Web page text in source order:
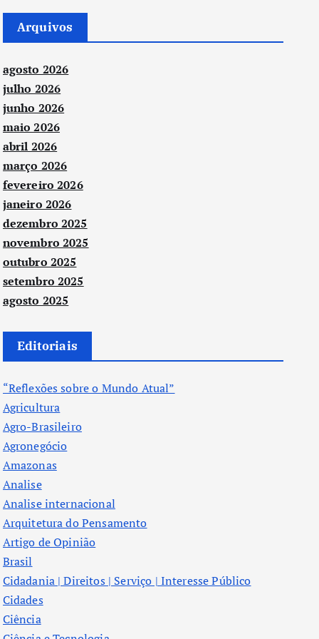
Arquivos
agosto 2026
julho 2026
junho 2026
maio 2026
abril 2026
março 2026
fevereiro 2026
janeiro 2026
dezembro 2025
novembro 2025
outubro 2025
setembro 2025
agosto 2025
Editoriais
“Reflexões sobre o Mundo Atual”
Agricultura
Agro-Brasileiro
Agronegócio
Amazonas
Analise
Analise internacional
Arquitetura do Pensamento
Artigo de Opinião
Brasil
Cidadania | Direitos | Serviço | Interesse Público
Cidades
Ciência